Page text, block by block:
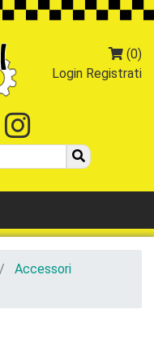
(0)
Login Registrati
Youtube
Accessori